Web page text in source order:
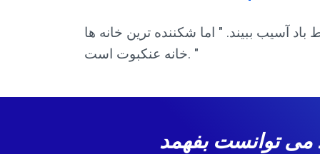
آسیب ببیند. " اما شکننده ترین خانه ها
خانه عنکبوت است. "
می کرد می توانست بفهمد